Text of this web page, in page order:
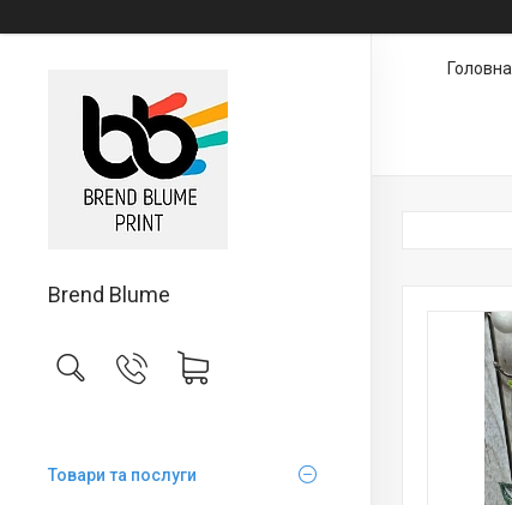
Brend Blume
Товари та послуги
Головна